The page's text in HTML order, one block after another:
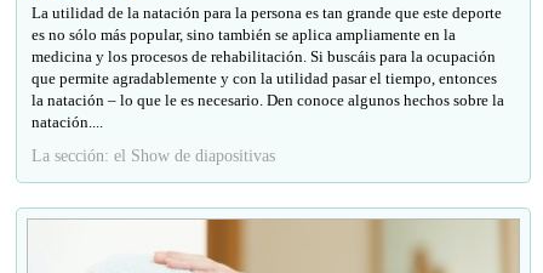
La utilidad de la natación para la persona es tan grande que este deporte
es no sólo más popular, sino también se aplica ampliamente en la
medicina y los procesos de rehabilitación. Si buscáis para la ocupación
que permite agradablemente y con la utilidad pasar el tiempo, entonces
la natación – lo que le es necesario. Den conoce algunos hechos sobre la
natación....
La sección: el Show de diapositivas